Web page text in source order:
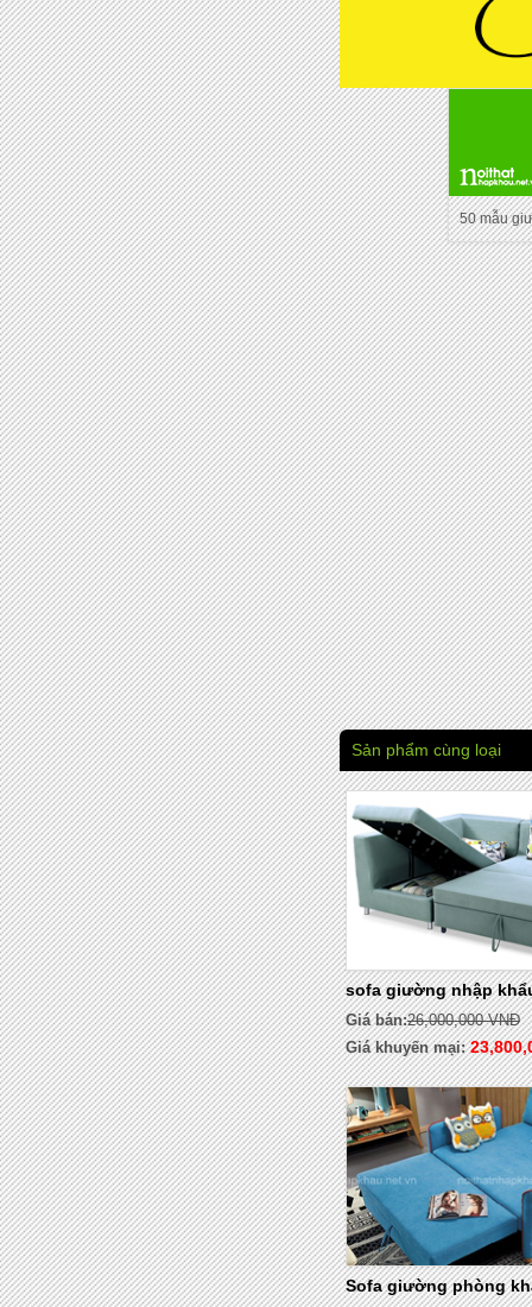
50 mẫu
Sản phẩm cùng loại
sofa giường nhập
Giá bán:26,000,000 VNĐ
Giá khuyến mại:
Sofa giường phòng